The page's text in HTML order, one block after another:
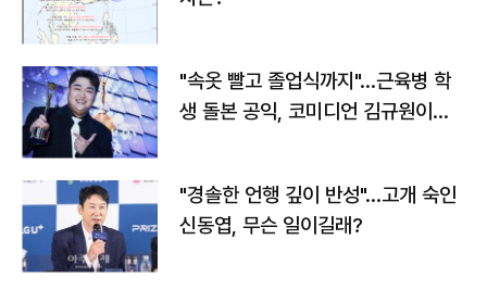
"속옷 빨고 졸업식까지"…근육병 학
생 돌본 공익, 코미디언 김규원이었
"경솔한 언행 깊이 반성"…고개 숙인
신동엽, 무슨 일이길래?